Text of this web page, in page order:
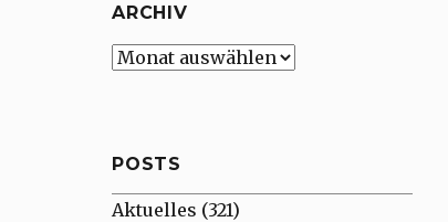
ARCHIV
Archiv
POSTS
Aktuelles (321)